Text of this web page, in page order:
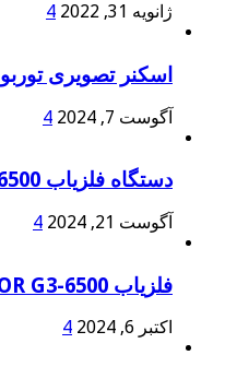
ژانویه 31, 2022 4
اسکنر تصویری توربو ۲۰۰۰۰
آگوست 7, 2024 4
دستگاه فلزیاب SUPER SENSOR G3-6500
آگوست 21, 2024 4
فلزیاب SUPER SENSOR G3-6500
اکتبر 6, 2024 4